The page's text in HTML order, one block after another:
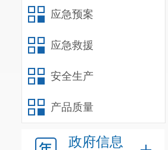
应急预案
应急救援
安全生产
产品质量
政府信息